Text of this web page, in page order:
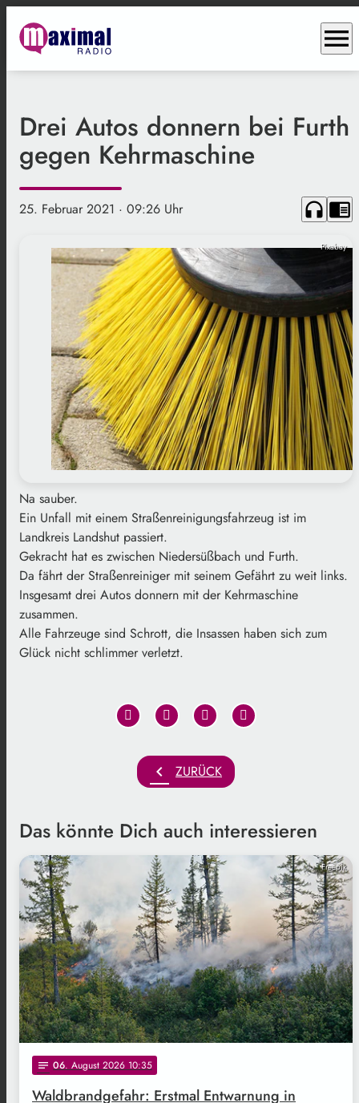
menu
Drei Autos donnern bei Furth
gegen Kehrmaschine
25. Februar 2021 · 09:26 Uhr headphones chrome_reader_mode
Pixabay
Na sauber.
Ein Unfall mit einem Straßenreinigungsfahrzeug ist im
Landkreis Landshut passiert.
Gekracht hat es zwischen Niedersüßbach und Furth.
Da fährt der Straßenreiniger mit seinem Gefährt zu weit links.
Insgesamt drei Autos donnern mit der Kehrmaschine
zusammen.
Alle Fahrzeuge sind Schrott, die Insassen haben sich zum
Glück nicht schlimmer verletzt.
chevron_left ZURÜCK
Das könnte Dich auch interessieren
Freepik
notes 06. August 2026 10:35
Waldbrandgefahr: Erstmal Entwarnung in